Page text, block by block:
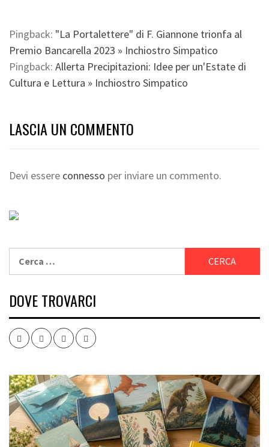
Pingback: "La Portalettere" di F. Giannone trionfa al
Premio Bancarella 2023 » Inchiostro Simpatico
Pingback: Allerta Precipitazioni: Idee per un'Estate di
Cultura e Lettura » Inchiostro Simpatico
LASCIA UN COMMENTO
Devi essere connesso per inviare un commento.
per:
DOVE TROVARCI
FacebookTwitter InstagramYoutube